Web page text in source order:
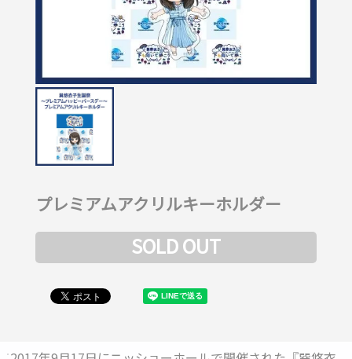
プレミアムアクリルキーホルダー
SOLD OUT